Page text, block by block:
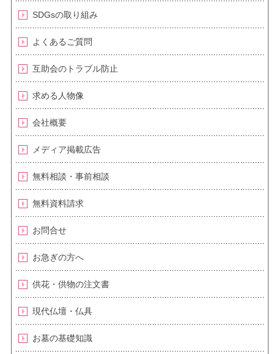
SDGsの取り組み
よくあるご質問
互助会のトラブル防止
求める人物像
会社概要
メディア掲載広告
無料相談・事前相談
無料資料請求
お問合せ
お急ぎの方へ
供花・供物の注文書
現代仏壇・仏具
お墓の基礎知識